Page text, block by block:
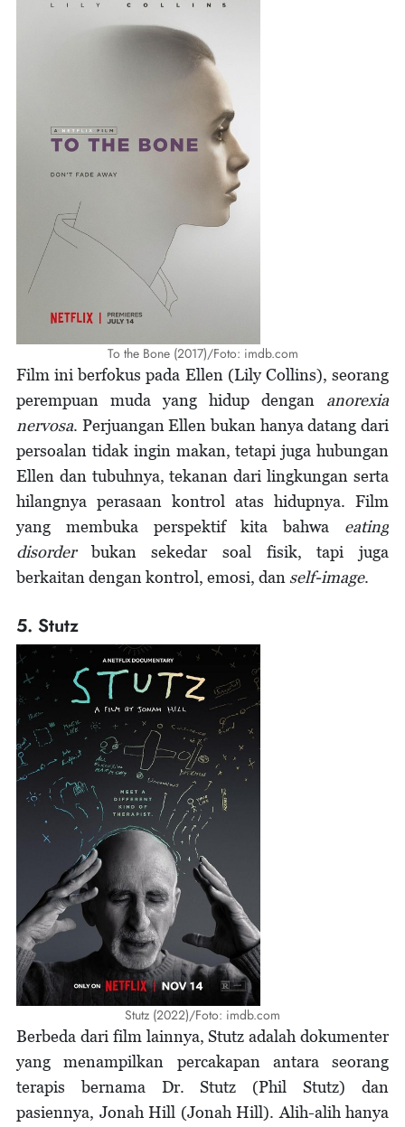
To the Bone (2017)/Foto: imdb.com
Film ini berfokus pada Ellen (Lily Collins), seorang
perempuan muda yang hidup dengan anorexia
nervosa. Perjuangan Ellen bukan hanya datang dari
persoalan tidak ingin makan, tetapi juga hubungan
Ellen dan tubuhnya, tekanan dari lingkungan serta
hilangnya perasaan kontrol atas hidupnya. Film
yang membuka perspektif kita bahwa eating
disorderbukan sekedar soal fisik, tapi juga
berkaitan dengan kontrol, emosi, dan self-image.
5. Stutz
Stutz (2022)/Foto: imdb.com
Berbeda dari film lainnya, Stutz adalah dokumenter
yang menampilkan percakapan antara seorang
terapis bernama Dr. Stutz (Phil Stutz) dan
pasiennya, Jonah Hill (Jonah Hill). Alih-alih hanya